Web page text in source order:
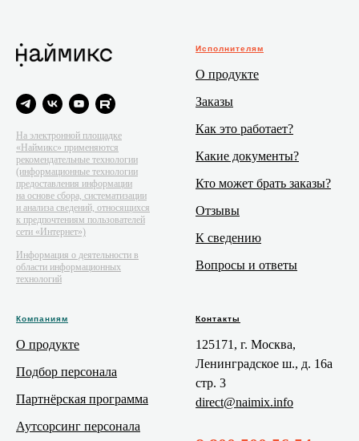
На электронной площадке
«Наймикс» применяются
рекомендательные технологии
(информационные технологии
предоставления информации
на основе сбора, систематизации
и анализа сведений, относящихся
к предпочтениям пользователей
сети «Интернет»)
Информация о деятельности в
области информационных
технологий
Исполнителям
О продукте
Заказы
Как это работает?
Какие документы?
Кто может брать заказы?
Отзывы
К сведению
Вопросы и ответы
Компаниям
О продукте
Подбор персонала
Партнёрская программа
Аутсорсинг персонала
Контакты
125171, г. Москва,
Ленинградское ш., д. 16а
стр. 3
direct@naimix.info